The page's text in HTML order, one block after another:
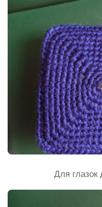
Для глазок